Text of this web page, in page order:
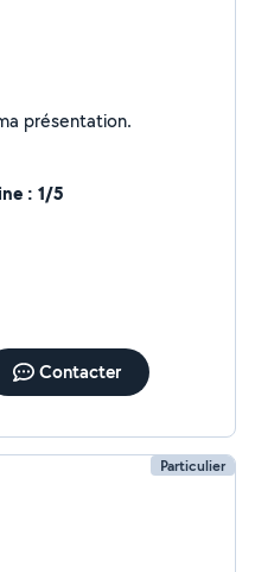
Je n'ai pas encore renseigné ma présentation.
: 1/5
Contacter
Particulier